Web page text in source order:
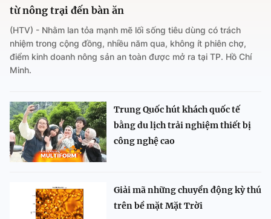
từ nông trại đến bàn ăn
(HTV) - Nhằm lan tỏa mạnh mẽ lối sống tiêu dùng có trách
nhiệm trong cộng đồng, nhiều năm qua, không ít phiên chợ,
điểm kinh doanh nông sản an toàn được mở ra tại TP. Hồ Chí
Minh.
Trung Quốc hút khách quốc tế
bằng du lịch trải nghiệm thiết bị
công nghệ cao
Giải mã những chuyển động kỳ thú
trên bề mặt Mặt Trời